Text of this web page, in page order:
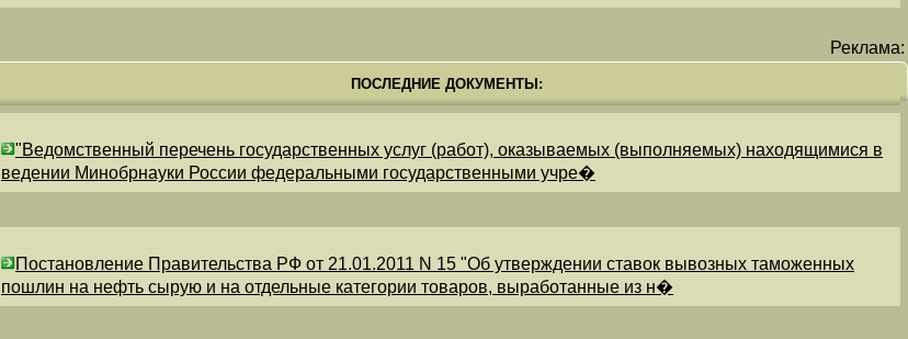
Реклама:
ПОСЛЕДНИЕ ДОКУМЕНТЫ:
"Ведомственный перечень государственных услуг (работ), оказываемых (выполняемых) находящимися в
ведении Минобрнауки России федеральными государственными учре�
Постановление Правительства РФ от 21.01.2011 N 15 "Об утверждении ставок вывозных таможенных
пошлин на нефть сырую и на отдельные категории товаров, выработанные из н�